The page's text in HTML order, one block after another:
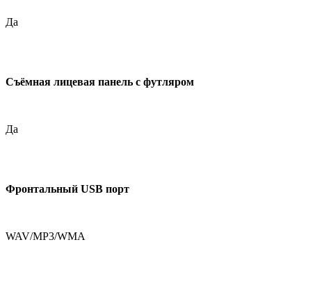
Да
Съёмная лицевая панель с футляром
Да
Фронтальный USB порт
WAV/MP3/WMA